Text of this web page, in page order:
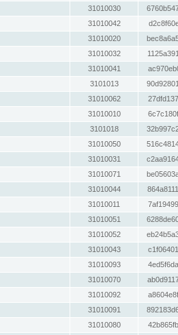
31010030
31010042
31010020
31010032
31010041
3101013
31010062
31010010
3101018
31010050
31010031
31010071
31010044
31010011
31010051
31010052
31010043
31010093
31010070
31010092
31010091
31010080